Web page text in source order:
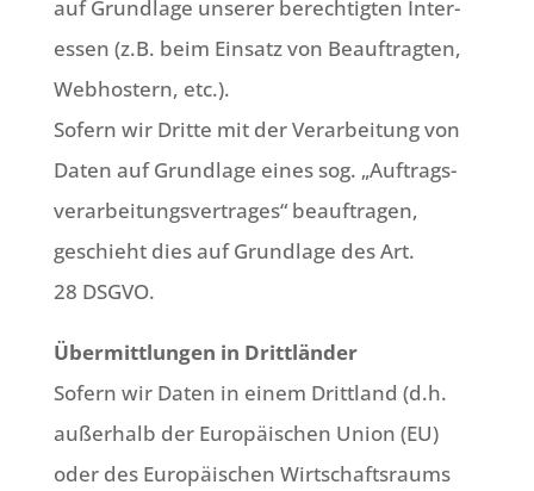
auf Grund­la­ge unse­rer berech­tig­ten Inter­
es­sen (z.B. beim Ein­satz von Beauf­trag­ten,
Web­ho­stern, etc.).
Sofern wir Drit­te mit der Ver­ar­bei­tung von
Daten auf Grund­la­ge eines sog. „Auf­trags­
ver­ar­bei­tungs­ver­tra­ges“ beauf­tra­gen,
geschieht dies auf Grund­la­ge des Art.
28 DSGVO.
Über­mitt­lun­gen in Dritt­län­der
Sofern wir Daten in einem Dritt­land (d.h.
außer­halb der Euro­päi­schen Uni­on (EU)
oder des Euro­päi­schen Wirt­schafts­raums